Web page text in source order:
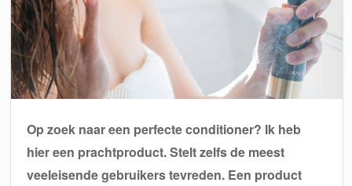
Op zoek naar een perfecte conditioner? Ik heb
hier een prachtproduct. Stelt zelfs de meest
veeleisende gebruikers tevreden. Een product